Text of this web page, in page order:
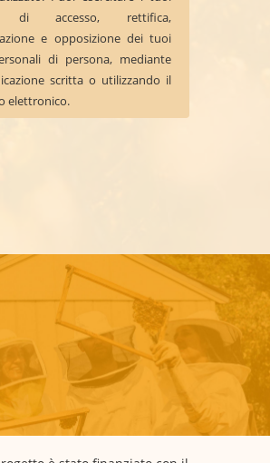
di accesso, rettifica,
e opposizione dei tuoi
di persona, mediante
scritta o utilizzando il
elettronico.